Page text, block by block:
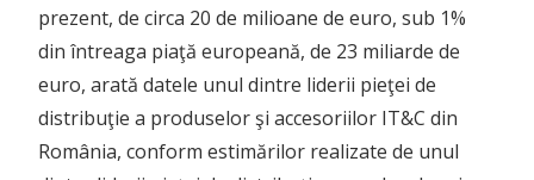
prezent, de circa 20 de milioane de euro, sub 1%
din întreaga piaţă europeană, de 23 miliarde de
euro, arată datele unul dintre liderii pieţei de
distribuţie a produselor şi accesoriilor IT&C din
România, conform estimărilor realizate de unul